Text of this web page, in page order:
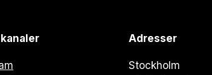
Adresser
Stockholm